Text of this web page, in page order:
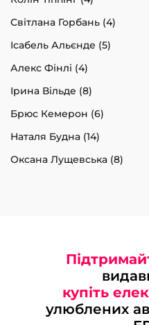
Світлана Горбань (4)
Ісабель Альєнде (5)
Алекс Фінлі (4)
Ірина Вільде (8)
Брюс Кемерон (6)
Наталя Будна (14)
Оксана Лущевська (8)
купіть
улюблених